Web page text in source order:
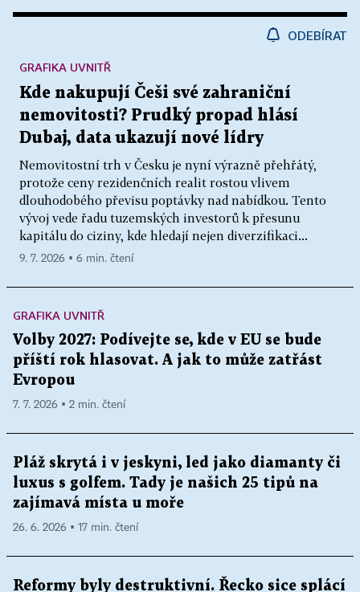
ODEBÍRAT
Kde nakupují Češi své zahraniční
nemovitosti? Prudký propad hlásí
Dubaj, data ukazují nové lídry
Nemovitostní trh v Česku je nyní výrazně přehřátý,
protože ceny rezidenčních realit rostou vlivem
dlouhodobého převisu poptávky nad nabídkou. Tento
vývoj vede řadu tuzemských investorů k přesunu
kapitálu do ciziny, kde hledají nejen diverzifikaci...
GRAFIKA UVNITŘ
9. 7. 2026 ▪ 6 min. čtení
GRAFIKA UVNITŘ
Volby 2027: Podívejte se, kde v EU se bude
příští rok hlasovat. A jak to může zatřást
Evropou
7. 7. 2026 ▪ 2 min. čtení
Pláž skrytá i v jeskyni, led jako diamanty či
luxus s golfem. Tady je našich 25 tipů na
zajímavá místa u moře
26. 6. 2026 ▪ 17 min. čtení
Reformy byly destruktivní. Řecko sice splácí